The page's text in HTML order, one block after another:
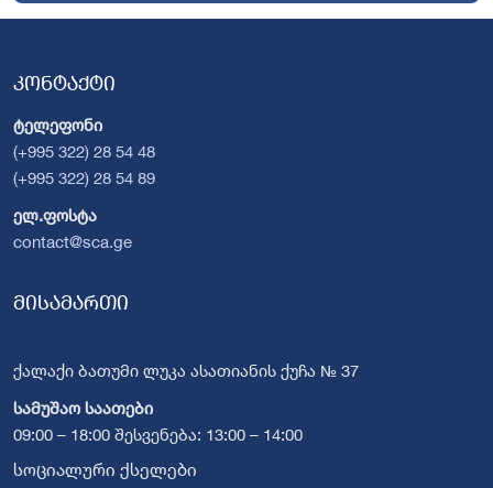
კონტაქტი
ტელეფონი
(+995 322) 28 54 48
(+995 322) 28 54 89
ელ.ფოსტა
contact@sca.ge
მისამართი
ქალაქი ბათუმი ლუკა ასათიანის ქუჩა № 37
სამუშაო საათები
09:00 – 18:00 შესვენება: 13:00 – 14:00
სოციალური ქსელები